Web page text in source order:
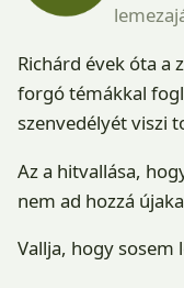
Richárd évek óta a
forgó témákkal
szenvedélyét viszi
Az a hitvallása,
nem ad hozzá
Vallja, hogy sosem